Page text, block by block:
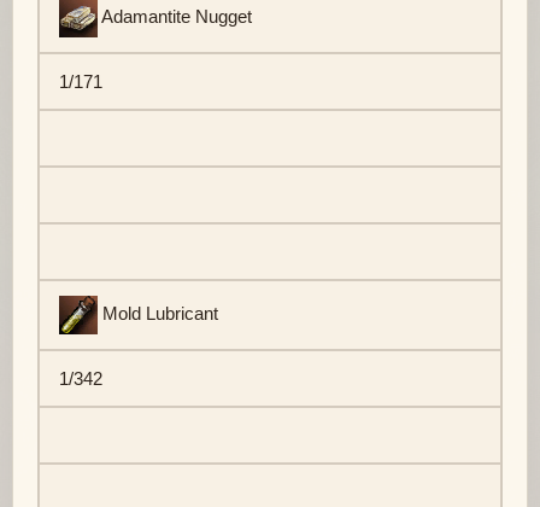
Adamantite Nugget
1/171
Mold Lubricant
1/342